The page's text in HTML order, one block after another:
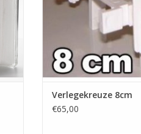
Verlegekreuze 8cm
€65,00